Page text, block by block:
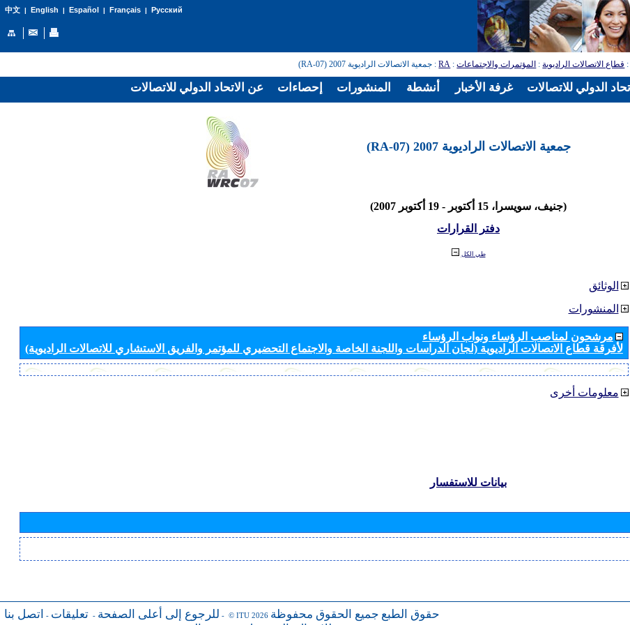
中文| English | Español | Français| Русский
قطاع الاتصالات الراديوية: المؤتمرات والاجتماعات:
RA: جمعية الاتصالات الراديوية 2007 (RA-07)
جمعية الاتصالات الراديوية 2007 (RA-07)
(جنيف، سويسرا، 15 أكتوبر - 19 أكتوبر 2007)
دفتر القرارات
طي الكل
الوثائق
المنشورات
مرشحون لمناصب الرؤساء ونواب الرؤساء
لأفرقة قطاع الاتصالات الراديوية (لجان الدراسات واللجنة الخاصة والاجتماع التحضيري للمؤتمر والفريق الاستشاري للاتصالات الراديوية)
معلومات أخرى
بيانات للاستفسار
للرجوع إلى أعلى الصفحة - تعليقات - اتصل بنا - © ITU 2026 حقوق الطبع جميع الحقوق محفوظة
عن الاتحاد الدولي للاتصالات إحصاءات المنشورات أنشطة غرفة الأخبار الدولي للاتصالات